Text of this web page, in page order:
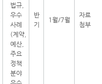
법규,
우수
사례
(계약,
예산,
주요
정책
분야
반
기
1월/7월
자료
첨부